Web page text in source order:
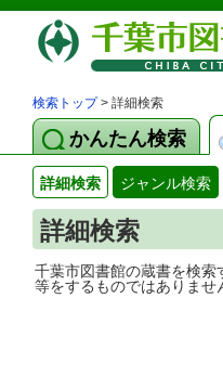
検索トップ> 詳細検索
かんたん検索
詳細検索 ジャンル検索
詳細検索
千葉市図書館の
等をするものではありませ